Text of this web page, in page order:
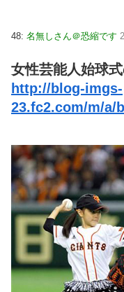
48: 名無しさん＠恐縮です
女性芸能人始球
http://blog-imgs-
23.fc2.com/m/a/